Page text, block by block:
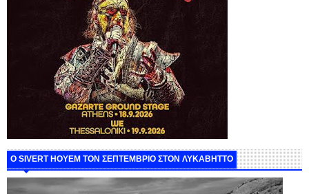
Ο SIVERT HOYEM ΤΟΝ ΣΕΠΤΕΜΒΡΙΟ ΣΤΟΝ ΛΥΚΑΒΗΤΤΟ